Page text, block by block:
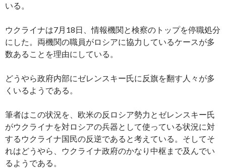
いる。
ウクライナは7月18日、情報機関と検察のトップを停職処分
にした。両機関の職員がロシアに協力しているケースが多
数あることを理由にしている。
どうやら政府内部にゼレンスキー氏に反旗を翻す人々が多
くいるようである。
筆者はこの状況を、欧米の反ロシア勢力とゼレンスキー氏
がウクライナを対ロシアの兵器として使っている状況に対
するウクライナ国民の反逆であると考えている。そしてそ
れはどうやら、ウクライナ政府のかなり中枢まで及んでい
るようである。